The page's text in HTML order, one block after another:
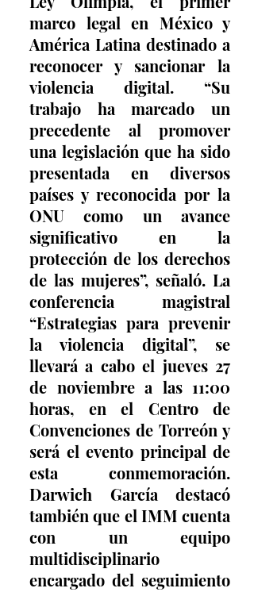
marco legal en México y
América Latina destinado a
reconocer y sancionar la
violencia digital. “Su
trabajo ha marcado un
precedente al promover
una legislación que ha sido
presentada en diversos
países y reconocida por la
ONU como un avance
significativo en la
protección de los derechos
de las mujeres”, señaló. La
conferencia magistral
“Estrategias para prevenir
la violencia digital”, se
llevará a cabo el jueves 27
de noviembre a las 11:00
horas, en el Centro de
Convenciones de Torreón y
será el evento principal de
esta conmemoración.
Darwich García destacó
también que el IMM cuenta
con un equipo
multidisciplinario
encargado del seguimiento